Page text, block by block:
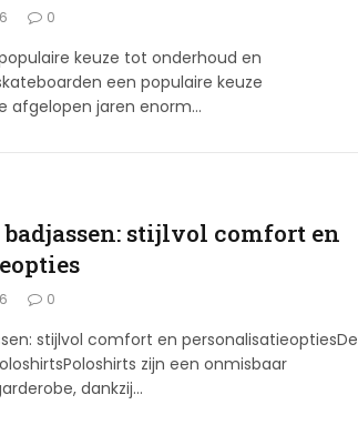
0
keuze tot onderhoud en
een populaire keuze
afgelopen jaren enorm…
stijlvol comfort en
0
stijlvol comfort en personalisatieoptiesDe
zijn een onmisbaar
dankzij…